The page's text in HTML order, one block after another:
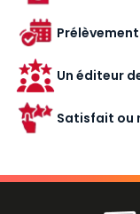
Un éditeur
Satisfait ou